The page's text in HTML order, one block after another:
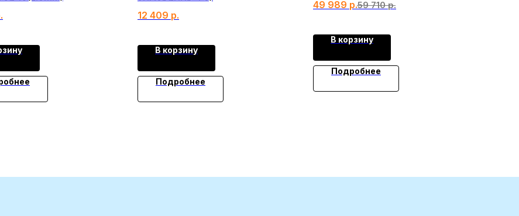
12 409 р.
В корзину
Подробнее
49 989 р.59 710 р.
В корзину
Подробнее